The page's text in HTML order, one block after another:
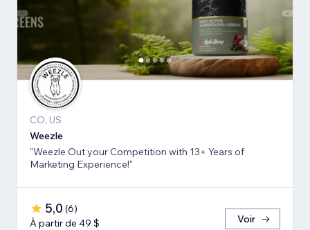
CO, US
Weezle
"Weezle Out your Competition with 13+ Years of
Marketing Experience!"
5,0 (6)
À partir de 49 $
Voir